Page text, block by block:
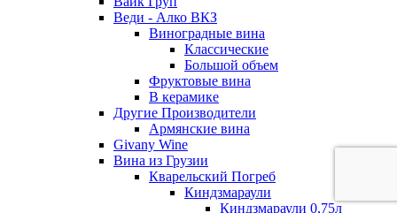
Веди - Алко ВКЗ
Виноградные вина
Классические
Большой объем
Фруктовые вина
В керамике
Другие Производители
Армянские вина
Givany Wine
Вина из Грузии
Кварельский Погреб
Киндзмараули
Киндзмараули 0,75л